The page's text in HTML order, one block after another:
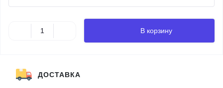
В корзину
ДОСТАВКА